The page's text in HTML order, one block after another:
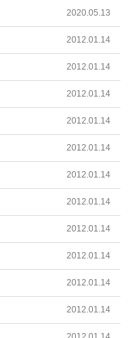
2020.05.13
2012.01.14
2012.01.14
2012.01.14
2012.01.14
2012.01.14
2012.01.14
2012.01.14
2012.01.14
2012.01.14
2012.01.14
2012.01.14